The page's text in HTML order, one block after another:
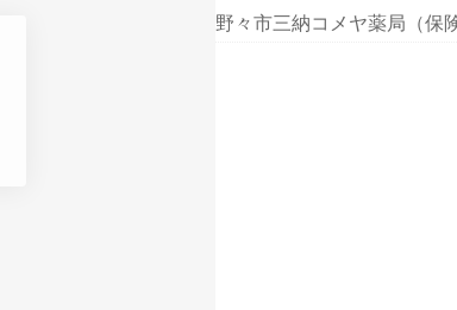
野々市三納コメヤ薬局（保